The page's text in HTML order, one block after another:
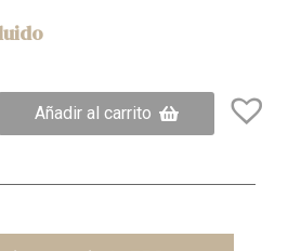
Añadir al carrito